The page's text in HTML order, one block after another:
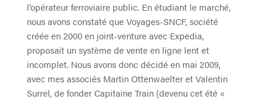
l’opérateur ferroviaire public. En étudiant le marché,
nous avons constaté que Voyages-SNCF, société
créée en 2000 en joint-venture avec Expedia,
proposait un système de vente en ligne lent et
incomplet. Nous avons donc décidé en mai 2009,
avec mes associés Martin Ottenwaelter et Valentin
Surrel, de fonder Capitaine Train (devenu cet été «